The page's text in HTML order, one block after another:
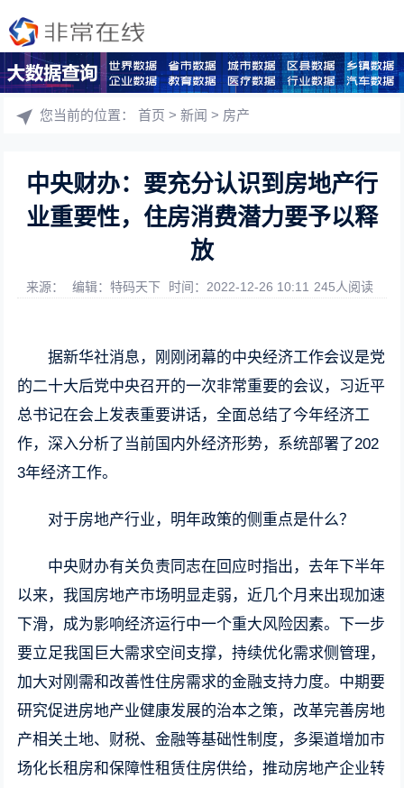
您当前的位置：首页 >新闻 > 房产
中央财办：要充分认识到房地产行
业重要性，住房消费潜力要予以释
放
来源： 编辑：特码天下 时间：2022-12-26 10:11 245人阅读
据新华社消息，刚刚闭幕的中央经济工作会议是党
的二十大后党中央召开的一次非常重要的会议，习近平
总书记在会上发表重要讲话，全面总结了今年经济工
作，深入分析了当前国内外经济形势，系统部署了202
3年经济工作。
对于房地产行业，明年政策的侧重点是什么？
中央财办有关负责同志在回应时指出，去年下半年
以来，我国房地产市场明显走弱，近几个月来出现加速
下滑，成为影响经济运行中一个重大风险因素。下一步
要立足我国巨大需求空间支撑，持续优化需求侧管理，
加大对刚需和改善性住房需求的金融支持力度。中期要
研究促进房地产业健康发展的治本之策，改革完善房地
产相关土地、财税、金融等基础性制度，多渠道增加市
场化长租房和保障性租赁住房供给，推动房地产企业转